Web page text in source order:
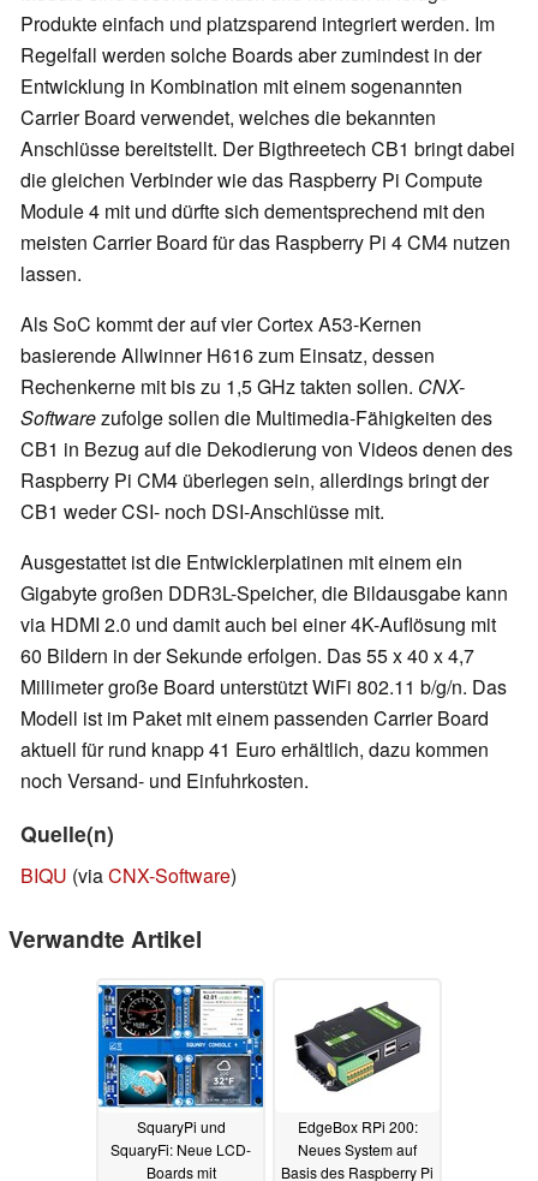
Produkte einfach und platzsparend integriert werden. Im
Regelfall werden solche Boards aber zumindest in der
Entwicklung in Kombination mit einem sogenannten
Carrier Board verwendet, welches die bekannten
Anschlüsse bereitstellt. Der Bigthreetech CB1 bringt dabei
die gleichen Verbinder wie das Raspberry Pi Compute
Module 4 mit und dürfte sich dementsprechend mit den
meisten Carrier Board für das Raspberry Pi 4 CM4 nutzen
lassen.
Als SoC kommt der auf vier Cortex A53-Kernen
basierende Allwinner H616 zum Einsatz, dessen
Rechenkerne mit bis zu 1,5 GHz takten sollen. CNX-
Softwarezufolge sollen die Multimedia-Fähigkeiten des
CB1 in Bezug auf die Dekodierung von Videos denen des
Raspberry Pi CM4 überlegen sein, allerdings bringt der
CB1 weder CSI- noch DSI-Anschlüsse mit.
Ausgestattet ist die Entwicklerplatinen mit einem ein
Gigabyte großen DDR3L-Speicher, die Bildausgabe kann
via HDMI 2.0 und damit auch bei einer 4K-Auflösung mit
60 Bildern in der Sekunde erfolgen. Das 55 x 40 x 4,7
Millimeter große Board unterstützt WiFi 802.11 b/g/n. Das
Modell ist im Paket mit einem passenden Carrier Board
aktuell für rund knapp 41 Euro erhältlich, dazu kommen
noch Versand- und Einfuhrkosten.
Quelle(n)
BIQU (viaCNX-Software)
Verwandte Artikel
SquaryPi und
SquaryFi: Neue LCD-
Boards mit
EdgeBox RPi 200:
Neues System auf
Basis des Raspberry Pi